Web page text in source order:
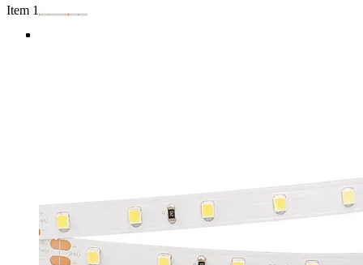
Item 1 of 4